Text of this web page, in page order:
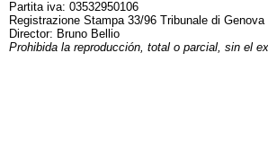
Partita iva: 03532950106
Registrazione Stampa 33/96 Tribunale di Genova
Director: Bruno Bellio
Prohibida la reproducción, total o parcial, sin el